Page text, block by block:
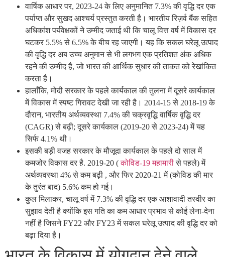
वार्षिक आधार पर, 2023-24 के लिए अनुमानित 7.3% की वृद्धि दर एक
पर्याप्त और सुखद आश्चर्य प्रस्तुत करती है। भारतीय रिज़र्व बैंक सहित
अधिकांश पर्यवेक्षकों ने उम्मीद जताई थी कि चालू वित्त वर्ष में विकास दर
घटकर 5.5% से 6.5% के बीच रह जाएगी। यह कि सकल घरेलू उत्पाद
की वृद्धि दर अब उच्च अनुमान से भी लगभग एक प्रतिशत अंक अधिक
रहने की उम्मीद है, जो भारत की आर्थिक सुधार की ताकत को रेखांकित
करता है।
हालाँकि, मोदी सरकार के पहले कार्यकाल की तुलना में दूसरे कार्यकाल
में विकास में स्पष्ट गिरावट देखी जा रही है। 2014-15 से 2018-19 के
दौरान, भारतीय अर्थव्यवस्था 7.4% की चक्रवृद्धि वार्षिक वृद्धि दर
(CAGR) से बढ़ी; दूसरे कार्यकाल (2019-20 से 2023-24) में यह
सिर्फ 4.1% थी।
इसकी बड़ी वजह सरकार के मौजूदा कार्यकाल के पहले दो साल में
कमजोर विकास दर है. 2019-20 (कोविड-19 महामारीसे पहले) में
अर्थव्यवस्था 4% से कम बढ़ी , और फिर 2020-21 में (कोविड की मार
के तुरंत बाद) 5.6% कम हो गई।
कुल मिलाकर, चालू वर्ष में 7.3% की वृद्धि दर एक आशावादी तस्वीर का
सुझाव देती है क्योंकि इस गति का कम आधार प्रभाव से कोई लेना-देना
नहीं है जिसने FY22 और FY23 में सकल घरेलू उत्पाद की वृद्धि दर को
बढ़ा दिया है।